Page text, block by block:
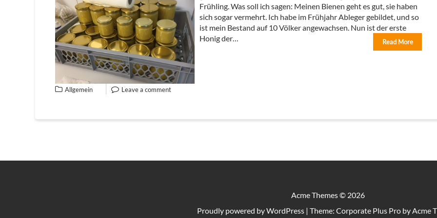
Frühling. Was soll ich sagen: Meinen Bienen geht es gut, sie haben
sich sogar vermehrt. Ich habe im Frühjahr Ableger gebildet, und so
ist mein Bestand auf 10 Völker angewachsen. Nun ist der erste
Honig der…
Read More
Allgemein Leave a comment
Acme Themes © 2026
Proudly powered by WordPress | Theme: Corporate Plus Pro byAcme